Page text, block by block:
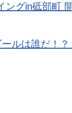
ングin砥部町
ールは誰だ！？